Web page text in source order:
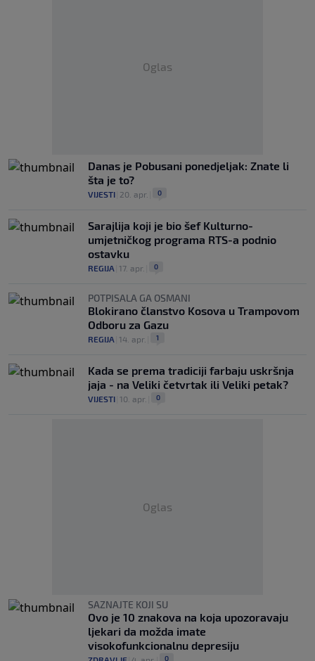
Oglas
Danas je Pobusani ponedjeljak: Znate li
šta je to?
VIJESTI 20. apr. 0
Sarajlija koji je bio šef Kulturno-
umjetničkog programa RTS-a podnio
ostavku
REGIJA 17. apr. 0
POTPISALA GA OSMANI
Blokirano članstvo Kosova u Trampovom
Odboru za Gazu
REGIJA 14. apr. 1
Kada se prema tradiciji farbaju uskršnja
jaja - na Veliki četvrtak ili Veliki petak?
VIJESTI 10. apr. 0
Oglas
SAZNAJTE KOJI SU
Ovo je 10 znakova na koja upozoravaju
ljekari da možda imate
visokofunkcionalnu depresiju
0